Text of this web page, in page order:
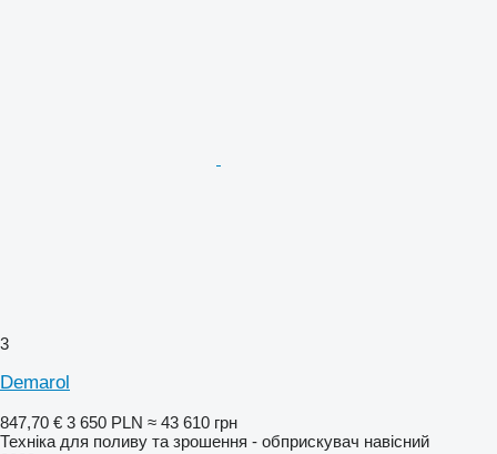
3
Demarol
847,70 € 3 650 PLN ≈ 43 610 грн
Техніка для поливу та зрошення - обприскувач навісний